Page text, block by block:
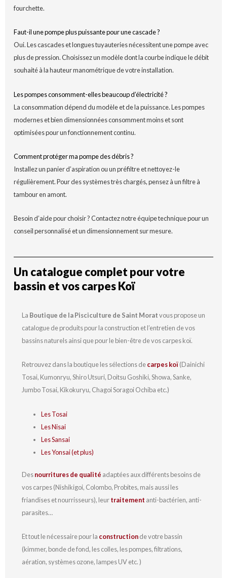
fourchette.
Faut-il une pompe plus puissante pour une cascade ?
Oui. Les cascades et longues tuyauteries nécessitent une pompe avec
plus de pression. Choisissez un modèle dont la courbe indique le débit
souhaité à la hauteur manométrique de votre installation.
Les pompes consomment-elles beaucoup d’électricité ?
La consommation dépend du modèle et de la puissance. Les pompes
modernes et bien dimensionnées consomment moins et sont
optimisées pour un fonctionnement continu.
Comment protéger ma pompe des débris ?
Installez un panier d’aspiration ou un préfiltre et nettoyez-le
régulièrement. Pour des systèmes très chargés, pensez à un filtre à
tambour en amont.
Besoin d’aide pour choisir ? Contactez notre équipe technique pour un
conseil personnalisé et un dimensionnement sur mesure.
Un catalogue complet pour votre
bassin et vos carpes Koï
La Boutique de la Pisciculture de Saint Moratvous propose un
catalogue de produits pour la construction et l’entretien de vos
bassins naturels ainsi que pour le bien-être de vos carpes koï.
Retrouvez dans la boutique les sélections decarpes koï(Dainichi
Tosai, Kumonryu, Shiro Utsuri, Doitsu Goshiki, Showa, Sanke,
Jumbo Tosai, Kikokuryu, Chagoi Soragoi Ochiba etc.)
Les Tosai
Les Nisai
Les Sansai
Les Yonsai (et plus)
Desnourritures de qualité adaptées aux différents besoins de
vos carpes (Nishikigoi, Colombo, Probites, mais aussi les
friandises et nourrisseurs), leurtraitement anti-bactérien, anti-
parasites…
Et tout le nécessaire pour la constructionde votre bassin
(kimmer, bonde de fond, les colles, les pompes, filtrations,
aération, systèmes ozone, lampes UV etc. )